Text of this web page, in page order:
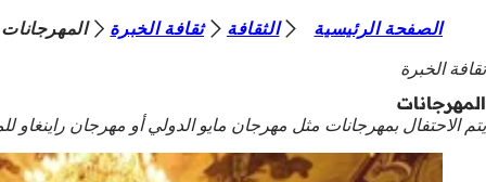
الانتقال إلى المحتوى
ن
ت
ه
الصفحة الرئيسية الثقافة ثقافة الخبرة
المهرجانات
ثقافة الخبرة
المهرجانات
يتم الاحتفال بمهرجانات مثل مهرجان مايو الدولي أو مهرجان